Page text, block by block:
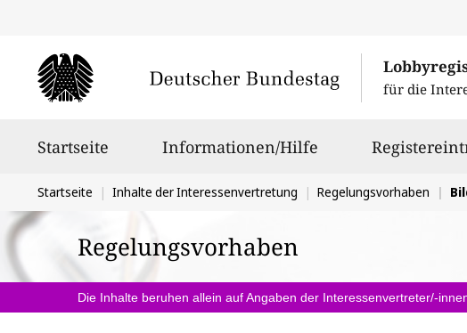
für die
Startseite Informationen/Hilfe
Sie
befinden
sich
hier:
Startseite Inhalte der Interessenvertretung Regelungsvorhaben
Regelungsvorhaben
Die Inhalte beruhen allein auf Angaben der Interessenvertreter/-